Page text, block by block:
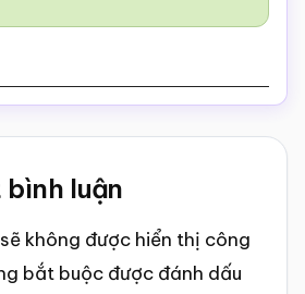
luận
không được hiển thị công
bắt buộc được đánh dấu